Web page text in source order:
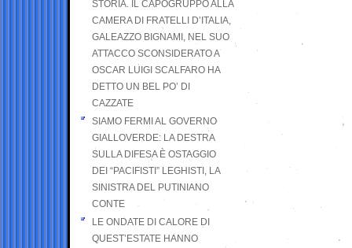
STORIA. IL CAPOGRUPPO ALLA
CAMERA DI FRATELLI D’ITALIA,
GALEAZZO BIGNAMI, NEL SUO
ATTACCO SCONSIDERATO A
OSCAR LUIGI SCALFARO HA
DETTO UN BEL PO’ DI
CAZZATE
SIAMO FERMI AL GOVERNO
GIALLOVERDE: LA DESTRA
SULLA DIFESA È OSTAGGIO
DEI “PACIFISTI” LEGHISTI, LA
SINISTRA DEL PUTINIANO
CONTE
LE ONDATE DI CALORE DI
QUEST’ESTATE HANNO